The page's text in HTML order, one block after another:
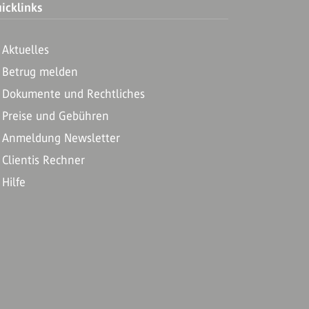
melden
und Rechtliches
und Gebühren
Newsletter
Rechner